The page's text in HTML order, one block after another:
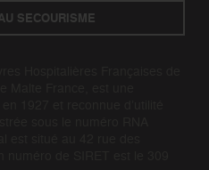
SECOURISME